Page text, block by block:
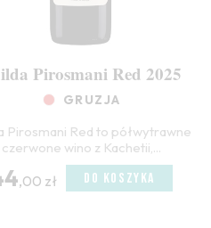
Pirosmani Red 2025
GRUZJA
Pirosmani Red to półwytrawne
czerwone wino z Kachetii,...
,00 zł DO KOSZYKA